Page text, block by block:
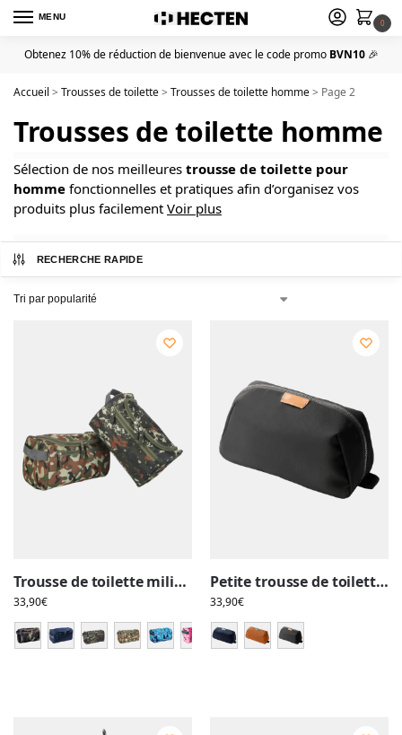
MENU
0
Obtenez 10% de réduction de bienvenue avec le code promo BVN10🎉
Accueil > Trousses de toilette> Trousses de toilette homme> Page 2
Trousses de toilette homme
Sélection de nos meilleures trousse de toilette pour
homme fonctionnelles et pratiques afin d’organisez vos
produits plus facilement Voir plus
RECHERCHE RAPIDE
Trousse de toilette militaire, camouflage pour homme, pochette et compartiments, crochet à suspendre
33,90€
Petite trousse de toilette homme grande ouverture pratique avec plusieurs pochettes internes
33,90€